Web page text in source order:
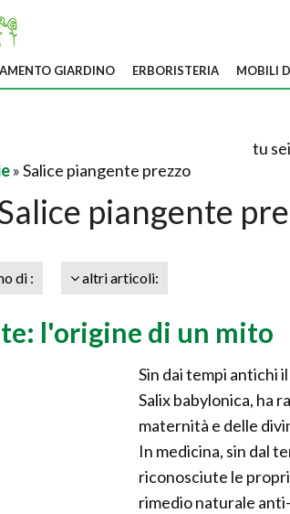
GIARDINO ERBORISTERIA MOBILI
tu
» Salice piangente prezzo
piangente
di : altri articoli:
l'origine di un mito
Sin dai tempi antichi
Salix babylonica, ha
maternità e delle
In medicina, sin dal
riconosciute le
rimedio naturale